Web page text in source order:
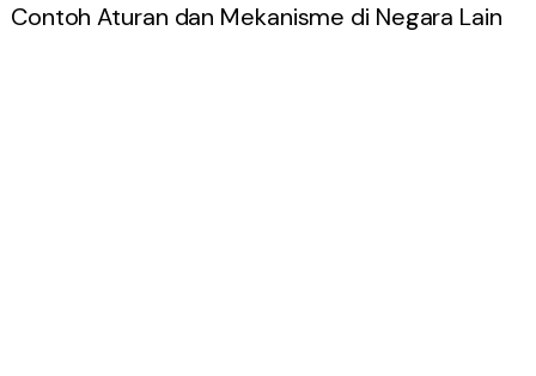
Contoh Aturan dan Mekanisme di Negara Lain